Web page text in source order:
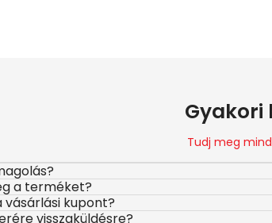
Gyakori
Tudj meg
a terméket?
kupont?
visszaküldésre?